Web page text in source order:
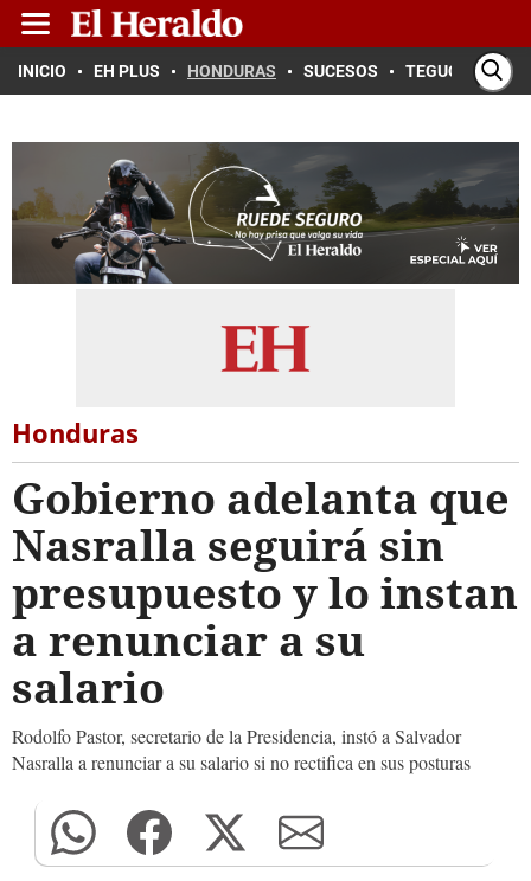
INICIO EH PLUS HONDURAS SUCESOS TEGUCIGALPA
Honduras
Gobierno adelanta que
Nasralla seguirá sin
presupuesto y lo instan
a renunciar a su
salario
Rodolfo Pastor, secretario de la Presidencia, instó a Salvador
Nasralla a renunciar a su salario si no rectifica en sus posturas